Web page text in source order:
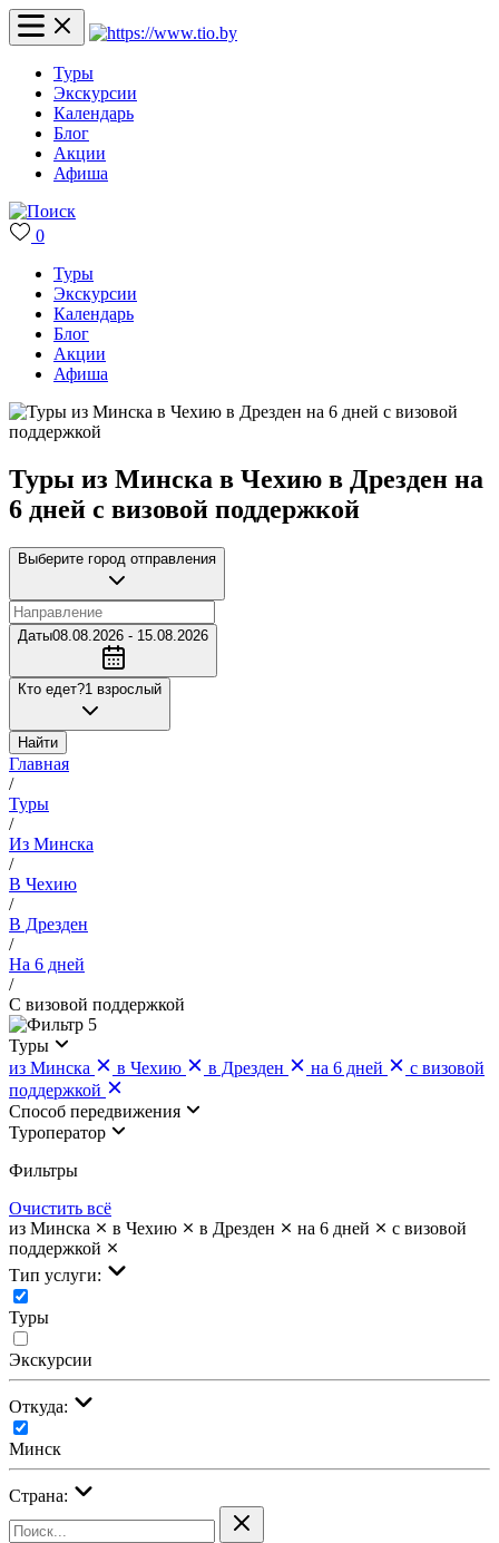
Туры
Экскурсии
Календарь
Блог
Акции
Афиша
0
Туры
Экскурсии
Календарь
Блог
Акции
Афиша
Туры из Минска в Чехию в Дрезден на
6 дней с визовой поддержкой
Выберите город отправления
Даты08.08.2026 - 15.08.2026
Кто едет?1 взрослый
Найти
Главная
/
Туры
/
Из Минска
/
В Чехию
/
В Дрезден
/
На 6 дней
/
С визовой поддержкой
5
Туры
из Минска
в Чехию в Дрезден на 6 дней
с визовой
поддержкой
Cпособ передвижения
Туроператор
Фильтры
Очистить всё
из Минска
в Чехию в Дрезден на 6 дней
с визовой
поддержкой
Тип услуги:
Туры
Экскурсии
Откуда:
Минск
Страна: